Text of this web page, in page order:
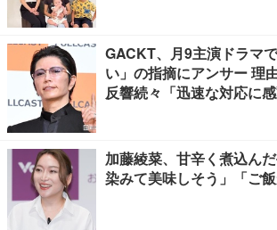
GACKT、月9主演ドラマ
い」の指摘にアンサー 理
反響続々「迅速な対応に
加藤綾菜、甘辛く煮込ん
染みて美味しそう」「ご